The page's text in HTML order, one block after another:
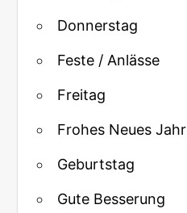
Donnerstag
Feste / Anlässe
Freitag
Frohes Neues Jahr
Geburtstag
Gute Besserung